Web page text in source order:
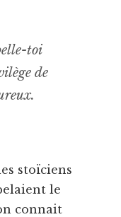
toi
de
stoïciens
le
connait